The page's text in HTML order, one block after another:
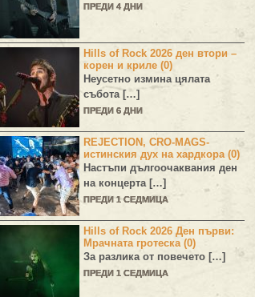
ПРЕДИ 4 ДНИ
Hills of Rock 2026 ден втори –
корен и криле (0)
Неусетно измина цялата
събота […]
ПРЕДИ 6 ДНИ
REJECTION, CRO-MAGS-
истинския дух на хардкора (0)
Настъпи дългоочаквания ден
на концерта […]
ПРЕДИ 1 СЕДМИЦА
Hills of Rock 2026 Ден първи:
Мрачната гротеска (0)
За разлика от повечето […]
ПРЕДИ 1 СЕДМИЦА